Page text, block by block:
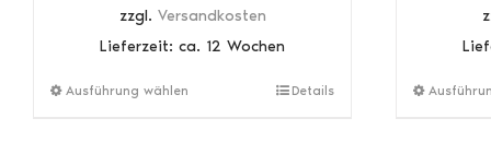
zzgl. Versandkosten
Lieferzeit: ca. 12 Wochen
Ausführung wählen
DiesesDetails